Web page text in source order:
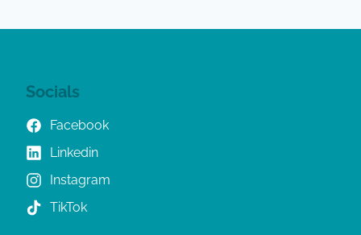
Socials
Facebook
Linkedin
Instagram
TikTok